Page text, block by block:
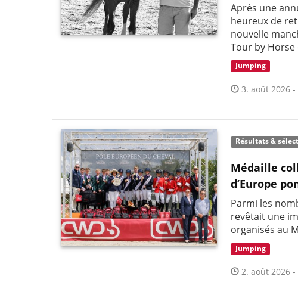
Après une
heureux de
nouvelle
Tour by
Jumping
3. août 2026 -
Résultats &
Médaille
d’Europe
Parmi les
revêtait une
organisés au
Jumping
2. août 2026 -